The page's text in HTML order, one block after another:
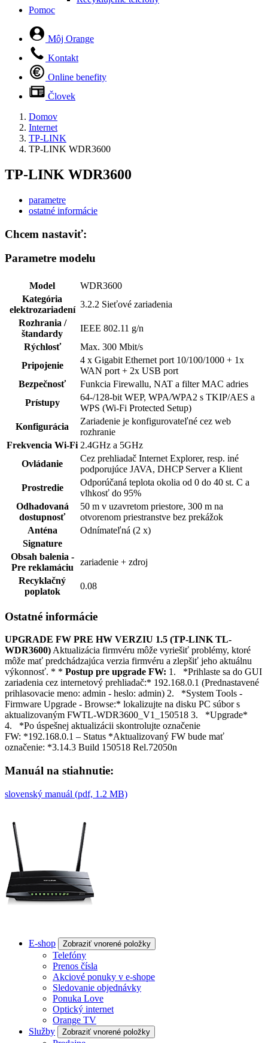
Pomoc
Môj Orange
Kontakt
Online benefity
Človek
Domov
Internet
TP-LINK
TP-LINK WDR3600
TP-LINK WDR3600
parametre
ostatné informácie
Chcem nastaviť:
Parametre modelu
Model
WDR3600
Kategória
elektrozariadení
3.2.2 Sieťové zariadenia
Rozhrania /
štandardy
IEEE 802.11 g/n
Rýchlosť
Max. 300 Mbit/s
Pripojenie
4 x Gigabit Ethernet port 10/100/1000 + 1x
WAN port + 2x USB port
Bezpečnosť
Funkcia Firewallu, NAT a filter MAC adries
Prístupy
64-/128-bit WEP, WPA/WPA2 s TKIP/AES a
WPS (Wi-Fi Protected Setup)
Konfigurácia
Zariadenie je konfigurovateľné cez web
rozhranie
Frekvencia Wi-Fi 2.4GHz a 5GHz
Ovládanie
Cez prehliadač Internet Explorer, resp. iné
podporujúce JAVA, DHCP Server a Klient
Prostredie
Odporúčaná teplota okolia od 0 do 40 st. C a
vlhkosť do 95%
Odhadovaná
dostupnosť
50 m v uzavretom priestore, 300 m na
otvorenom priestranstve bez prekážok
Anténa
Odnímateľná (2 x)
Signature
Obsah balenia -
Pre reklamáciu
zariadenie + zdroj
Recyklačný
poplatok
0.08
Ostatné informácie
UPGRADE FW PRE HW VERZIU 1.5 (TP-LINK TL-
WDR3600)Aktualizácia firmvéru môže vyriešiť problémy, ktoré
môže mať predchádzajúca verzia firmvéru a zlepšiť jeho aktuálnu
výkonnosť. * * Postup pre upgrade FW: 1. *Prihlaste sa do GUI
zariadenia cez internetový prehliadač:* 192.168.0.1 (Prednastavené
prihlasovacie meno: admin - heslo: admin) 2. *System Tools -
Firmware Upgrade - Browse:* lokalizujte na disku PC súbor s
aktualizovaným FWTL-WDR3600_V1_150518 3. *Upgrade*
4. *Po úspešnej aktualizácii skontrolujte označenie
FW: *192.168.0.1 – Status *Aktualizovaný FW bude mať
označenie: *3.14.3 Build 150518 Rel.72050n
Manuál na stiahnutie:
slovenský manuál (pdf, 1.2 MB)
E-shop Zobraziť vnorené položky
Telefóny
Prenos čísla
Akciové ponuky v e-shope
Sledovanie objednávky
Ponuka Love
Optický internet
Orange TV
Služby
Zobraziť vnorené položky